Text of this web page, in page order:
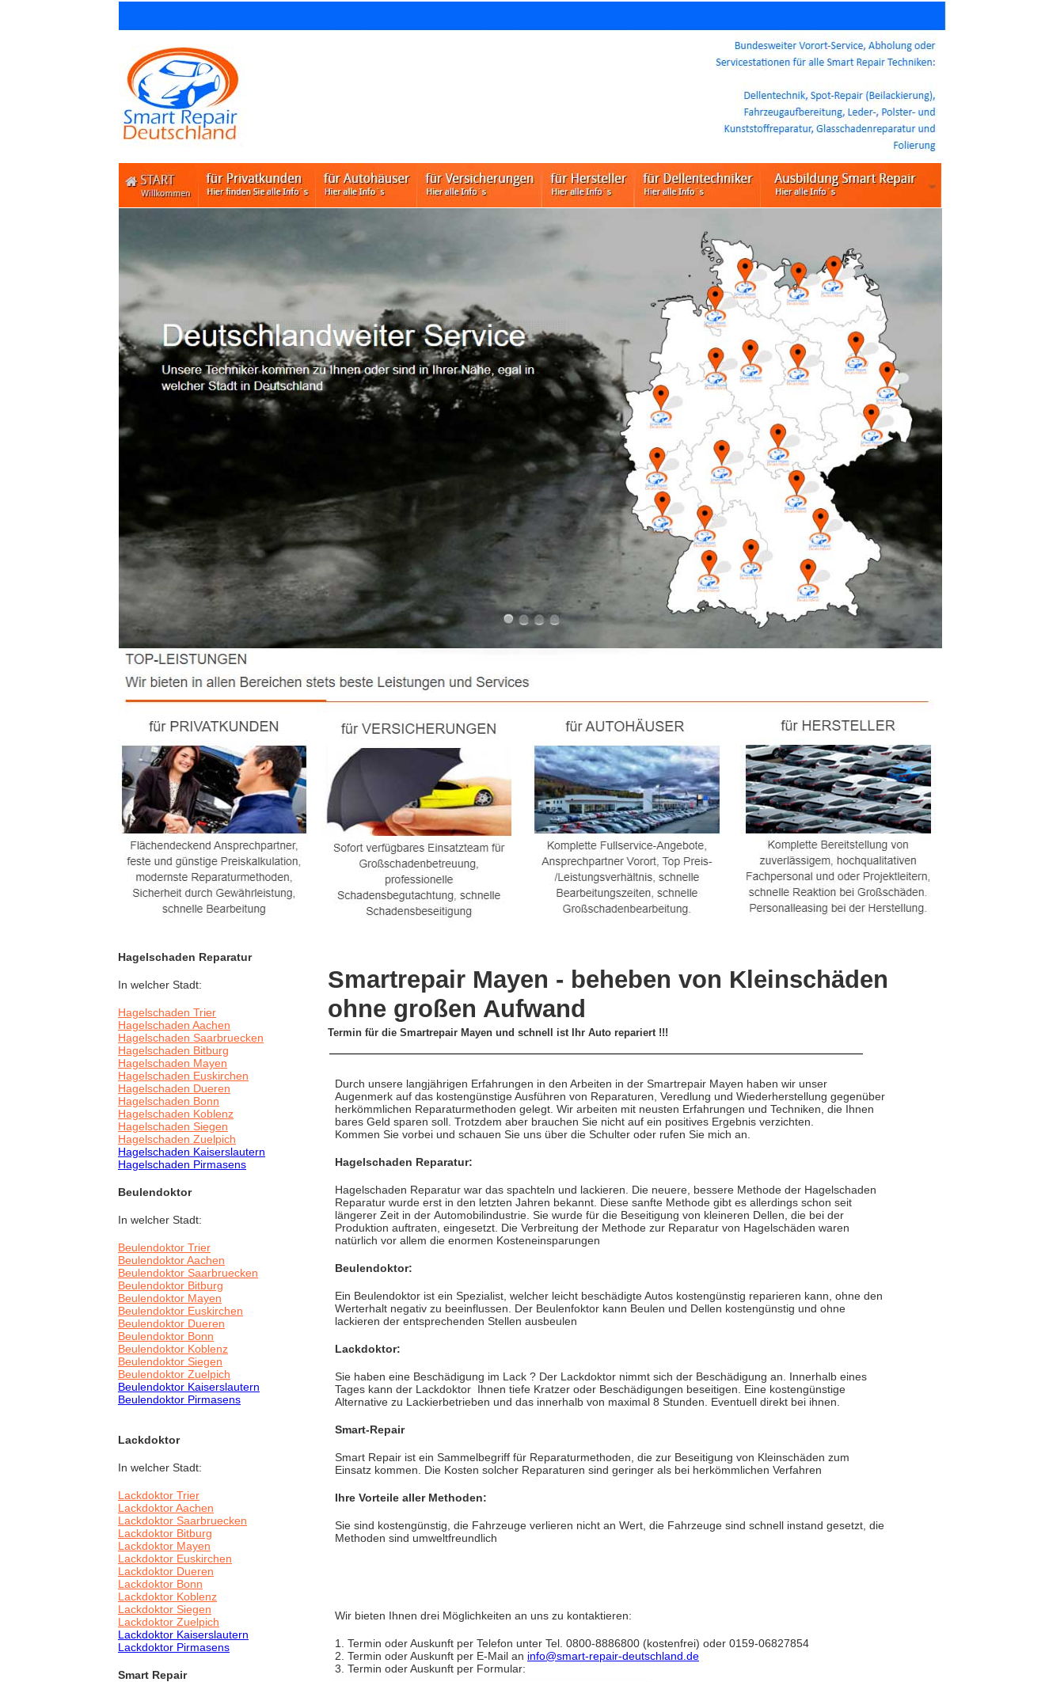
Hagelschaden Reparatur
In welcher Stadt:
Hagelschaden Trier
Hagelschaden Aachen
Hagelschaden Saarbruecken
Hagelschaden Bitburg
Hagelschaden Mayen
Hagelschaden Euskirchen
Hagelschaden Dueren
Hagelschaden Bonn
Hagelschaden Koblenz
Hagelschaden Siegen
Hagelschaden Zuelpich
Hagelschaden Kaiserslautern
Hagelschaden Pirmasens
Beulendoktor
In welcher Stadt:
Beulendoktor Trier
Beulendoktor Aachen
Beulendoktor Saarbruecken
Beulendoktor Bitburg
Beulendoktor Mayen
Beulendoktor Euskirchen
Beulendoktor Dueren
Beulendoktor Bonn
Beulendoktor Koblenz
Beulendoktor Siegen
Beulendoktor Zuelpich
Beulendoktor Kaiserslautern
Beulendoktor Pirmasens
Lackdoktor
In welcher Stadt:
Lackdoktor Trier
Lackdoktor Aachen
Lackdoktor Saarbruecken
Lackdoktor Bitburg
Lackdoktor Mayen
Lackdoktor Euskirchen
Lackdoktor Dueren
Lackdoktor Bonn
Lackdoktor Koblenz
Lackdoktor Siegen
Lackdoktor Zuelpich
Lackdoktor Kaiserslautern
Lackdoktor Pirmasens
Smart Repair
Smartrepair Mayen - beheben von Kleinschäden
ohne großen Aufwand
Termin für die Smartrepair Mayen und schnell ist Ihr Auto repariert !!!
Durch unsere langjährigen Erfahrungen in den Arbeiten in der Smartrepair Mayen haben wir unser
Augenmerk auf das kostengünstige Ausführen von Reparaturen, Veredlung und Wiederherstellung gegenüber
herkömmlichen Reparaturmethoden gelegt. Wir arbeiten mit neusten Erfahrungen und Techniken, die Ihnen
bares Geld sparen soll. Trotzdem aber brauchen Sie nicht auf ein positives Ergebnis verzichten.
Kommen Sie vorbei und schauen Sie uns über die Schulter oder rufen Sie mich an.
Hagelschaden Reparatur:
Hagelschaden Reparatur war das spachteln und lackieren. Die neuere, bessere Methode der Hagelschaden
Reparatur wurde erst in den letzten Jahren bekannt. Diese sanfte Methode gibt es allerdings schon seit
längerer Zeit in der Automobilindustrie. Sie wurde für die Beseitigung von kleineren Dellen, die bei der
Produktion auftraten, eingesetzt. Die Verbreitung der Methode zur Reparatur von Hagelschäden waren
natürlich vor allem die enormen Kosteneinsparungen
Beulendoktor:
Ein Beulendoktor ist ein Spezialist, welcher leicht beschädigte Autos kostengünstig reparieren kann, ohne den
Werterhalt negativ zu beeinflussen. Der Beulenfoktor kann Beulen und Dellen kostengünstig und ohne
lackieren der entsprechenden Stellen ausbeulen
Lackdoktor:
Sie haben eine Beschädigung im Lack ? Der Lackdoktor nimmt sich der Beschädigung an. Innerhalb eines
Tages kann der Lackdoktor Ihnen tiefe Kratzer oder Beschädigungen beseitigen. Eine kostengünstige
Alternative zu Lackierbetrieben und das innerhalb von maximal 8 Stunden. Eventuell direkt bei ihnen.
Smart-Repair
Smart Repair ist ein Sammelbegriff für Reparaturmethoden, die zur Beseitigung von Kleinschäden zum
Einsatz kommen. Die Kosten solcher Reparaturen sind geringer als bei herkömmlichen Verfahren
Ihre Vorteile aller Methoden:
Sie sind kostengünstig, die Fahrzeuge verlieren nicht an Wert, die Fahrzeuge sind schnell instand gesetzt, die
Methoden sind umweltfreundlich
Wir bieten Ihnen drei Möglichkeiten an uns zu kontaktieren:
1. Termin oder Auskunft per Telefon unter Tel. 0800-8886800 (kostenfrei) oder 0159-06827854
2. Termin oder Auskunft per E-Mail an info@smart-repair-deutschland.de
3. Termin oder Auskunft per Formular: